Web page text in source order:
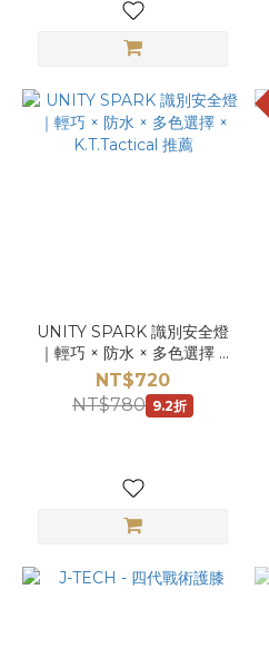
UNITY SPARK 識別安全燈
｜輕巧 × 防水 × 多色選擇 ×
K.T.Tactical 推薦
NT$720
NT$780 9.2折